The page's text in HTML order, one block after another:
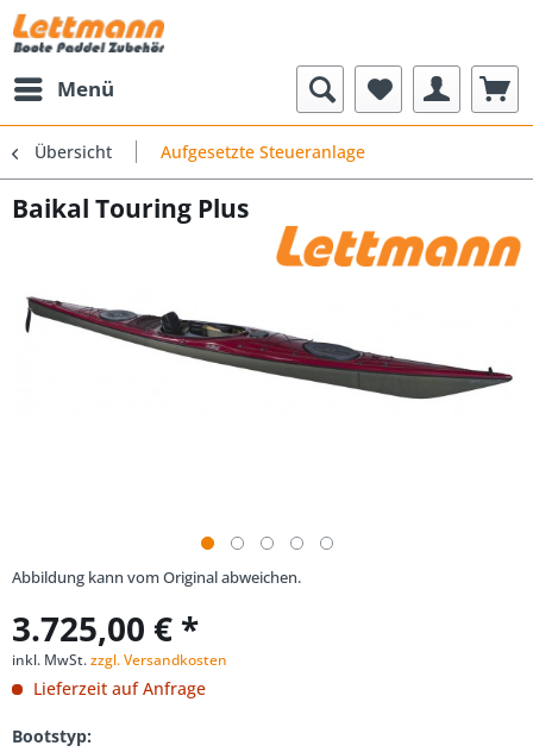
Menü
Übersicht Aufgesetzte Steueranlage
Baikal Touring Plus
Abbildung kann vom Original abweichen.
3.725,00 € *
inkl. MwSt.zzgl. Versandkosten
Lieferzeit auf Anfrage
Bootstyp: